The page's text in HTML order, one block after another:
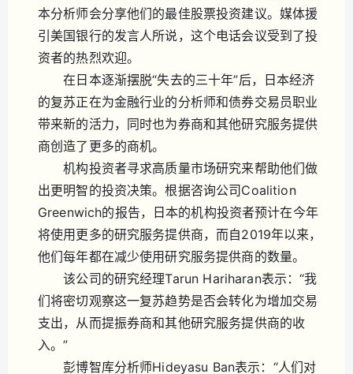
本分析师会分享他们的最佳股票投资建议。媒体援
引美国银行的发言人所说，这个电话会议受到了投
资者的热烈欢迎。
在日本逐渐摆脱“失去的三十年”后，日本经济
的复苏正在为金融行业的分析师和债券交易员职业
带来新的活力，同时也为券商和其他研究服务提供
商创造了更多的商机。
机构投资者寻求高质量市场研究来帮助他们做
出更明智的投资决策。根据咨询公司Coalition
Greenwich的报告，日本的机构投资者预计在今年
将使用更多的研究服务提供商，而自2019年以来，
他们每年都在减少使用研究服务提供商的数量。
该公司的研究经理Tarun Hariharan表示：“我
们将密切观察这一复苏趋势是否会转化为增加交易
支出，从而提振券商和其他研究服务提供商的收
入。”
彭博智库分析师Hideyasu Ban表示：“人们对